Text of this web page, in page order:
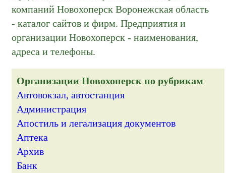
компаний Новохоперск Воронежская область
- каталог сайтов и фирм. Предприятия и
организации Новохоперск - наименования,
адреса и телефоны.
Организации Новохоперск по рубрикам
Автовокзал, автостанция
Администрация
Апостиль и легализация документов
Аптека
Архив
Банк